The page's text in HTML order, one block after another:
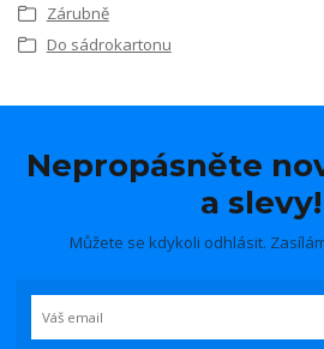
Zárubně
Do sádrokartonu
Nepropásněte
a slevy!
Můžete se kdykoli odhlásit.